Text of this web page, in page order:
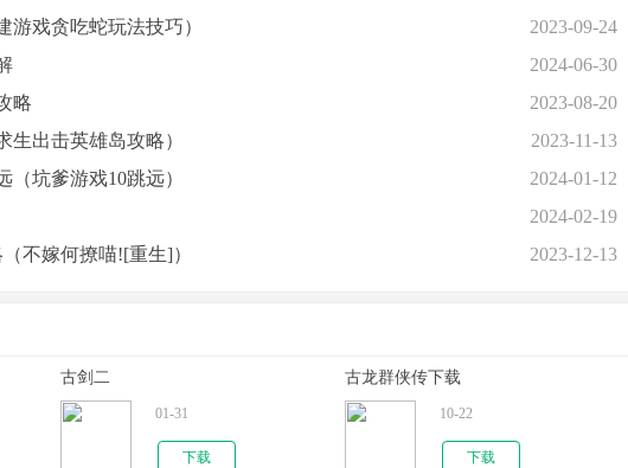
游戏贪吃蛇玩法技巧）
2023-09-24
2024-06-30
略
2023-08-20
生出击英雄岛攻略）
2023-11-13
（坑爹游戏10跳远）
2024-01-12
2024-02-19
不嫁何撩喵![重生]）
2023-12-13
古剑二
01-31
下载
古龙群侠传下载
10-22
下载